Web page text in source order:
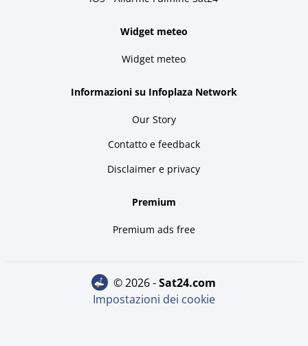
Widget meteo
Widget meteo
Informazioni su Infoplaza Network
Our Story
Contatto e feedback
Disclaimer e privacy
Premium
Premium ads free
© 2026 - sat24.com
Impostazioni dei cookie